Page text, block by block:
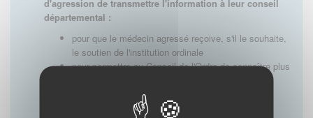
d'agression de transmettre l'information à leur conseil
départemental :
pour que le médecin agressé reçoive, s'il le souhaite,
le soutien de l'institution ordinale
pour permettre au Conseil de l'Ordre de connaître plus
local, d'analyser les problèmes rencontrés par les
praticiens et d'étudier les réponses possibles